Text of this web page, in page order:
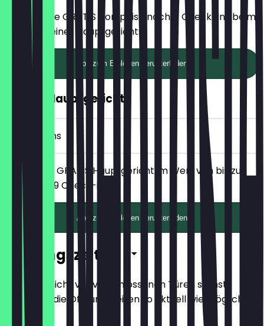
Erhalte eine GRATIS Vorspeise nach 4 Check-Ins beim
Bestellen eines Hauptgerichts!
App zum Einlösen herunterladen
GRATIS Hauptgericht
9 Check-ins
Erhalte ein GRATIS Hauptgericht im Wert von bis zu
20 € nach 9 Check-ins!
App zum Einlösen herunterladen
Öffnungszeiten
Damit du nicht vor verschlossenen Türen stehst,
halten wir die Öffnungszeiten so aktuell wie möglich.